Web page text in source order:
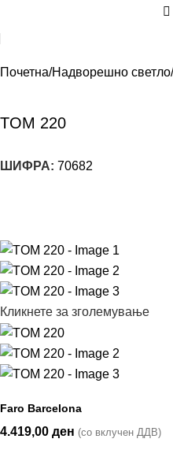
Почетна Надворешно светло
TOM 220
ШИФРА: 70682
Кликнете за зголемување
Faro Barcelona
4.419,00 ден (со вклучен ДДВ)